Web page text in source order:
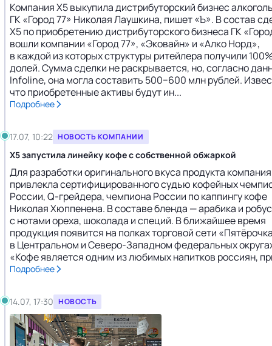
Компания X5 выкупила дистрибуторский бизнес
ГК «Город 77» Николая Лаушкина, пишет «Ъ». В состав
X5 по приобретению дистрибуторского бизнеса ГК
вошли компании «Город 77», «Эковайн» и «Алко Норд»,
в каждой из которых структуры ритейлера получили
долей. Сумма сделки не раскрывается, но, согласно
Infoline, она могла составить 500−600 млн рублей.
что приобретенные активы будут ин...
Подробнее
17.07, 10:22 НОВОСТЬ КОМПАНИИ
X5 запустила линейку кофе с собственной обжаркой
Для разработки оригинального вкуса продукта компания
привлекла сертифицированного судью кофейных
России, Q-грейдера, чемпиона России по каппингу кофе
Николая Хюппенена. В составе бленда — арабика и
с нотами ореха, шоколада и специй. В ближайшее время
продукция появится на полках торговой сети
в Центральном и Северо-Западном федеральных
«Кофе является одним из любимых напитков россиян,
Подробнее
14.07, 17:30 НОВОСТЬ